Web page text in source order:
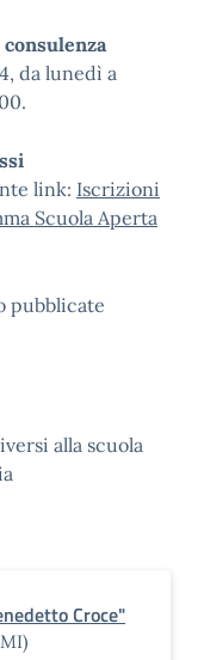
consulenza
da lunedì a
link: Iscrizioni
Scuola Aperta
pubblicate
alla scuola
Croce"